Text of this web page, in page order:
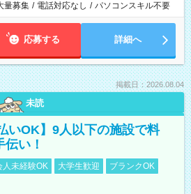
量募集 / 電話対応なし / パソコンスキル不要
応募する 詳細へ
掲載日：2026.08.04
未読
いOK】9人以下の施設で料
い！
人未経験OK 大学生歓迎
ブランクOK